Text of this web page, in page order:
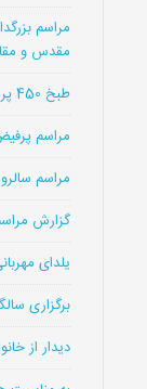
مراسم
مقدس و
طبخ 450 پرس غذای نذری ( چلو جوجه )
مراسم
مراسم سالروز
گزارش مراسم
یلدای
برگزاری
دیدار از